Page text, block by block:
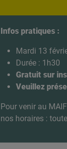
Infos pratiques :
Mardi 13
Durée : 1h30
Gratuit sur
Veuillez
Pour venir au
nos horaires :